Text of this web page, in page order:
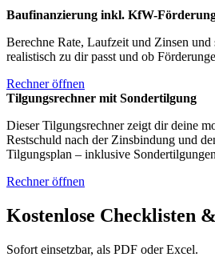
Baufinanzierung inkl. KfW-
Berechne Rate, Laufzeit und Zinsen
realistisch zu dir passt und ob
Rechner öffnen
Tilgungsrechner mit Sondertilgung
Dieser Tilgungsrechner zeigt dir deine
Restschuld nach der Zinsbindung und
Tilgungsplan – inklusive
Rechner öffnen
Kostenlose Checklisten
Sofort einsetzbar, als PDF oder Excel.